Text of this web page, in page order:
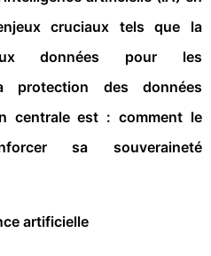
cruciaux tels que la
données pour les
protection des données
centrale est : comment le
sa souveraineté
artificielle